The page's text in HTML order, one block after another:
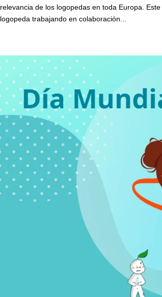
relevancia de los logopedas en toda Europa.
logopeda trabajando en colaboración...